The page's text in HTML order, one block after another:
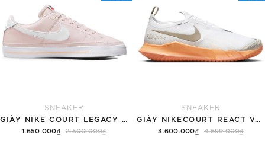
SNEAKER
GIÀY NIKE COURT LEGACY SNEAKERS PINK/WHITE
1.650.000₫ 2.500.000₫
SNEAKER
GIÀY NIKECOURT REACT VAPOR NXT
3.600.000₫ 4.699.000₫